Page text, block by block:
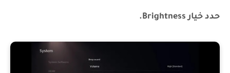
حدد خيار Brightness.